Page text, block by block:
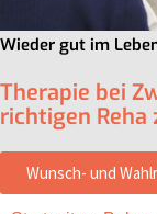
Wieder gut im
Therapie bei
richtigen
Wunsch- und